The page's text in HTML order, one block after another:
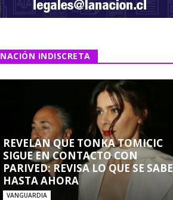
NACIÓN INDISCRETA
REVELAN QUE TONKA TOMICIC
SIGUE EN CONTACTO CON
PARIVED: REVISA LO QUE SE SABE
HASTA AHORA
VANGUARDIA